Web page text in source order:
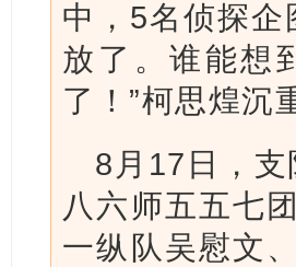
中，5名侦探
放了。谁能想
了！”柯思煌沉
8月17日，
八六师五五七
一纵队吴慰文